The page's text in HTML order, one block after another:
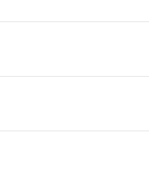
特段のことがない限り、